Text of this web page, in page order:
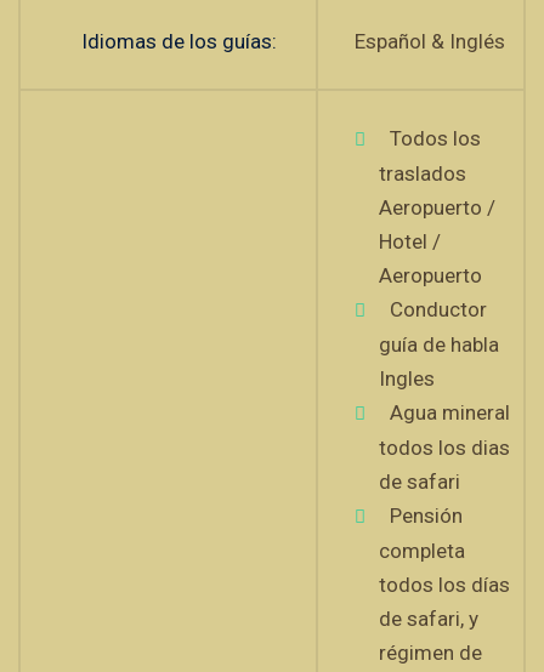
Idiomas de los guías: Español & Inglés
Todos los
traslados
Aeropuerto /
Hotel /
Aeropuerto
Conductor
guía de habla
Ingles
Agua mineral
todos los dias
de safari
Pensión
completa
todos los días
de safari, y
régimen de